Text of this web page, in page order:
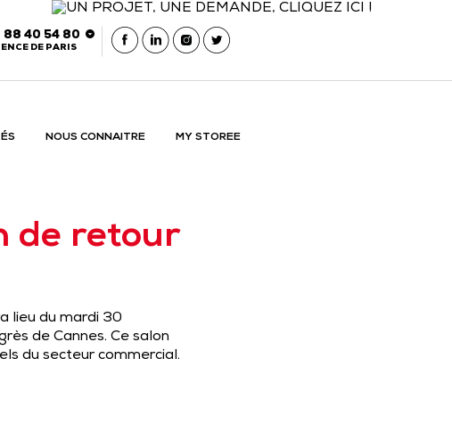
88 40 54 80
DE PARIS
NOUS CONNAITRE MY STOREE
de retour
lieu du mardi 30
de Cannes. Ce salon
du secteur commercial.